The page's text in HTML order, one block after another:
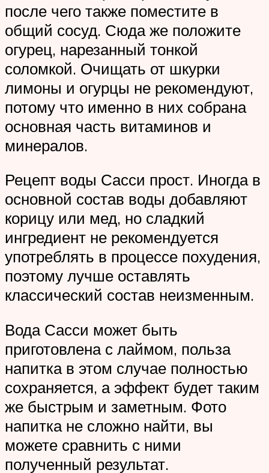
после чего также поместите в
общий сосуд. Сюда же положите
огурец, нарезанный тонкой
соломкой. Очищать от шкурки
лимоны и огурцы не рекомендуют,
потому что именно в них собрана
основная часть витаминов и
минералов.
Рецепт воды Сасси прост. Иногда в
основной состав воды добавляют
корицу или мед, но сладкий
ингредиент не рекомендуется
употреблять в процессе похудения,
поэтому лучше оставлять
классический состав неизменным.
Вода Сасси может быть
приготовлена с лаймом, польза
напитка в этом случае полностью
сохраняется, а эффект будет таким
же быстрым и заметным. Фото
напитка не сложно найти, вы
можете сравнить с ними
полученный результат.